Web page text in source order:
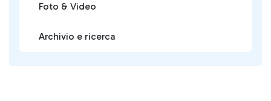
Foto & Video
Archivio e ricerca